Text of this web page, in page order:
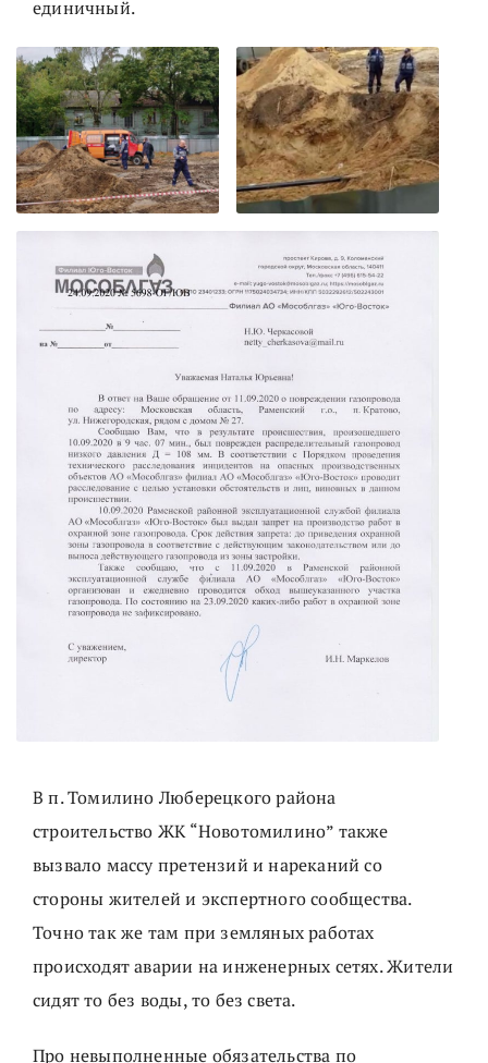
единичный.
В п. Томилино Люберецкого района
строительство ЖК “Новотомилино” также
вызвало массу претензий и нареканий со
стороны жителей и экспертного сообщества.
Точно так же там при земляных работах
происходят аварии на инженерных сетях. Жители
сидят то без воды, то без света.
Про невыполненные обязательства по